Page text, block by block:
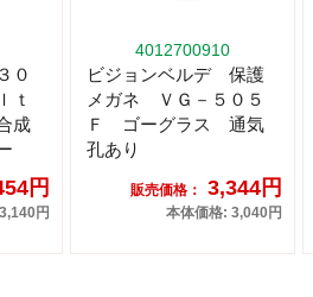
０
ｔ
成
円
円
4012700910
ビジョンベルデ 保護
メガネ ＶＧ－５０５
Ｆ ゴーグラス 通気
孔あり
販売価格： 3,344円
本体価格: 3,040円